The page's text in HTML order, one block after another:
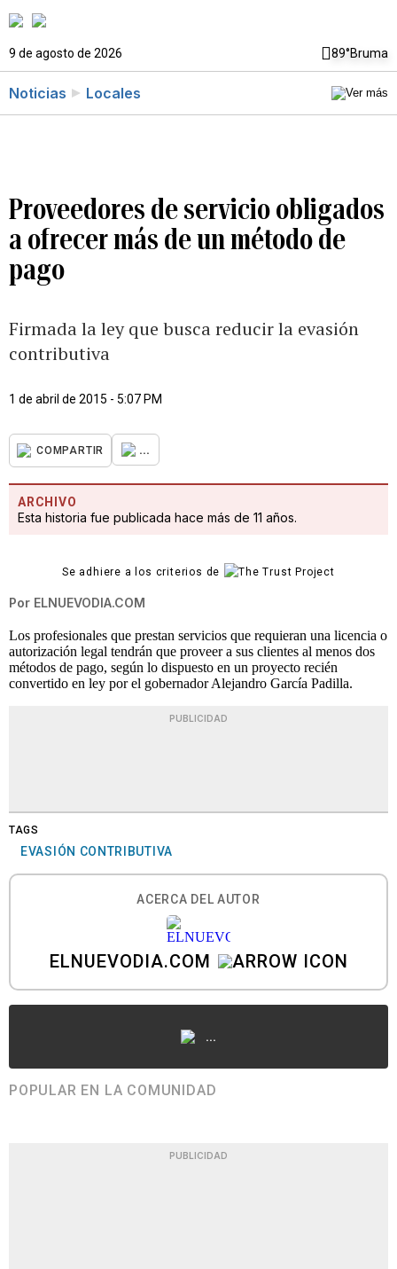
9 de agosto de 2026 89°Bruma
Noticias Locales
Proveedores de servicio obligados
a ofrecer más de un método de
pago
Firmada la ley que busca reducir la evasión
contributiva
1 de abril de 2015 - 5:07 PM
COMPARTIR ...
ARCHIVO
Esta historia fue publicada hace más de 11 años.
Se adhiere a los criterios de
Por ELNUEVODIA.COM
Los profesionales que prestan servicios que requieran una licencia o
autorización legal tendrán que proveer a sus clientes al menos dos
métodos de pago, según lo dispuesto en un proyecto recién
convertido en ley por el gobernador Alejandro García Padilla.
PUBLICIDAD
TAGS
EVASIÓN CONTRIBUTIVA
ACERCA DEL AUTOR
ELNUEVODIA.COM
...
POPULAR EN LA COMUNIDAD
PUBLICIDAD